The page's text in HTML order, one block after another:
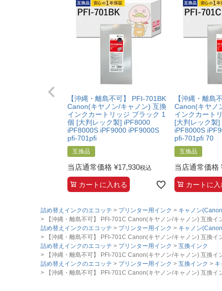
・当店の商品が原因でプリンターが故障したこ
・プリンターの廃インクエラーや廃トナーエラ
・メーカーの出張修理を依頼されてないこと。
【沖縄・離島不可】 PFI-701BK
Canon(キヤノン/キャノン) 互換
インクカートリッジ ブラック 1
個 [大判レック製] iPF8000
iPF8000S iPF9000 iPF9000S
pfi-701pfi
互換品
当店通常価格 ¥17,930税込
カートに入れる
【沖縄・離島
Canon(キヤノ
インクカート
[大判レック製
iPF8000S
pfi-701pfi 70
互換品
当店通常価格
カートに入
詰め替えインクのエコッテ プリンター用インク
キャノン
【沖縄・離島不可】 PFI-701C Canon(キヤノン/キャノン) 互換
詰め替えインクのエコッテ
プリンター用インク キャノン
【沖縄・離島不可】 PFI-701C Canon(キヤノン/キャノン) 互換
詰め替えインクのエコッテ
プリンター用インク
互換インク
【沖縄・離島不可】 PFI-701C Canon(キヤノン/キャノン) 互換
詰め替えインクのエコッテ
プリンター用インク 互換インク
【沖縄・離島不可】 PFI-701C Canon(キヤノン/キャノン) 互換